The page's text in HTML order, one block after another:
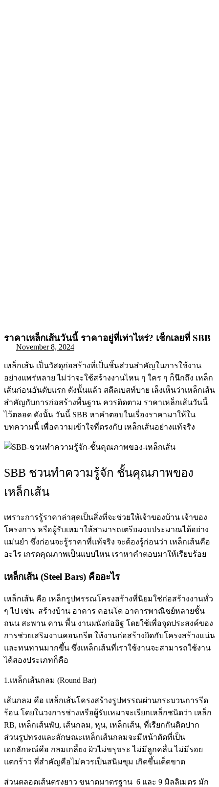
ราคาเหล็กเส้นวันนี้ ราคาอยู่ที่เท่าไหร่? เช็กเลยที่ SBB
November 8, 2024
เหล็กเส้น เป็นวัสดุก่อสร้างที่เป็นชิ้นส่วนสำคัญในการใช้งาน
อย่างแพร่หลาย ไม่ว่าจะใช้สร้างงานไหน ๆ ใคร ๆ ก็นึกถึง เหล็ก
เส้นก่อนอันดับแรก ดังนั้นแล้ว สตีลเบสท์บาย เล็งเห็นว่าเหล็กเส้น
สำคัญกับการก่อสร้างพื้นฐาน ควรติดตาม ราคาเหล็กเส้นวันนี้
ไว้ตลอด ดังนั้น วันนี้ SBB หาคำตอบในเรื่องราคามาให้ใน
บทความนี้ เพื่อความเข้าใจที่ตรงกับ เหล็กเส้นอย่างแท้จริง
SBB ชวนทำความรู้จัก ชั้นคุณภาพของ
เหล็กเส้น
เพราะการรู้ราคาล่าสุดเป็นสิ่งที่จะช่วยให้เจ้าของบ้าน เจ้าของ
โครงการ หรือผู้รับเหมาให้สามารถเตรียมงบประมาณได้อย่าง
แม่นยำ ซึ่งก่อนจะรู้ราคาที่แท้จริง จะต้องรู้ก่อนว่า เหล็กเส้นคือ
อะไร เกรดคุณภาพเป็นแบบไหน เราหาคำตอบมาให้เรียบร้อย
เหล็กเส้น (Steel Bars) คืออะไร
เหล็กเส้น คือ เหล็กรูปพรรณโครงสร้างที่นิยมใช่ก่อสร้างงานทั่ว
ๆ ไป เช่น สร้างบ้าน อาคาร คอนโด อาคารพาณิชย์หลายชั้น
ถนน สะพาน คาน พื้น งานผนังก่ออิฐ โดยใช้เพื่อจุดประสงค์ของ
การช่วยเสริมงานคอนกรีต ให้งานก่อสร้างยึดกับโครงสร้างแน่น
และทนทานมากขึ้น ซึ่งเหล็กเส้นที่เราใช้งานจะสามารถใช้งาน
ได้สองประเภทก็คือ
1.เหล็กเส้นกลม (Round Bar)
เส้นกลม คือ เหล็กเส้นโครงสร้างรูปพรรณผ่านกระบวนการรีด
ร้อน โดยในวงการช่างหรือผู้รับเหมาจะเรียกเหล็กชนิดว่า เหล็ก
RB, เหล็กเส้นพับ, เส้นกลม, หุน, เหล็กเส้น, ที่เรียกกันติดปาก
ส่วนรูปทรงและลักษณะเหล็กเส้นกลมจะมีหน้าตัดที่เป็น
เอกลักษณ์คือ กลมเกลี้ยง ผิวไม่ขรุขระ ไม่มีลูกคลื่น ไม่มีรอย
แตกร้าว ที่สำคัญคือไม่ควรเป็นสนิมขุม เกิดขึ้นเด็ดขาด
ส่วนตลอดเส้นตรงยาว ขนาดมาตรฐาน 6 และ 9 มิลลิเมตร มัก